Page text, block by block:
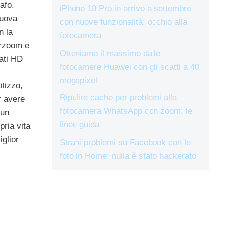
la
e
HD
avere
vita
iPhone 18 Pro in arrivo a settembre
con nuove funzionalità: occhio alla
fotocamera
Otteniamo il massimo dalle
fotocamere Huawei con gli scatti a 40
megapixel
Ripulire cache per problemi alla
fotocamera WhatsApp con zoom: le
linee guida
Strani problemi su Facebook con le
foto in Home: nulla è stato hackerato